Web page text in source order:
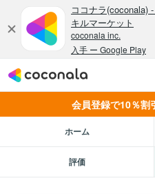
会員登録で10％割
ホーム
評価